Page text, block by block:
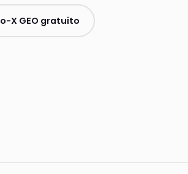
X GEO gratuito